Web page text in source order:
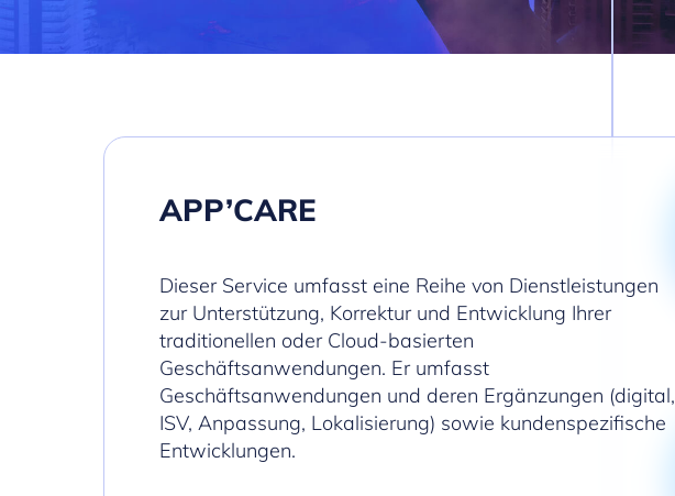
APP’CARE
Dieser Service umfasst eine Reihe von Dienstleistungen
zur Unterstützung, Korrektur und Entwicklung Ihrer
traditionellen oder Cloud-basierten
Geschäftsanwendungen. Er umfasst
Geschäftsanwendungen und deren Ergänzungen (digital,
ISV, Anpassung, Lokalisierung) sowie kundenspezifische
Entwicklungen.